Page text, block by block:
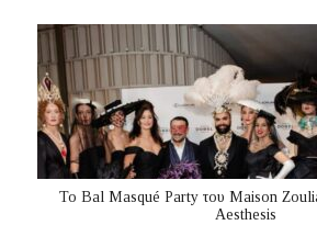
Το Bal Masqué Party του Maison
Aesthesis